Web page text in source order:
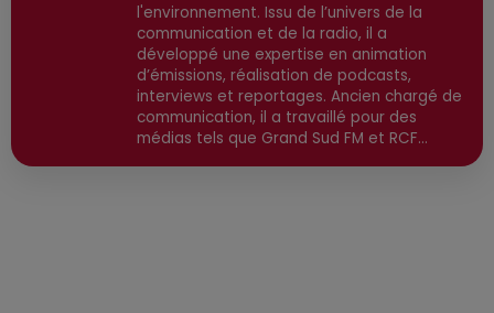
l'environnement. Issu de l’univers de la
communication et de la radio, il a
développé une expertise en animation
d’émissions, réalisation de podcasts,
interviews et reportages. Ancien chargé de
communication, il a travaillé pour des
médias tels que Grand Sud FM et RCF